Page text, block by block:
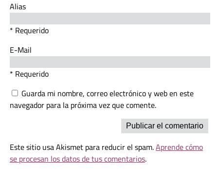
Alias
* Requerido
E-Mail
* Requerido
Guarda mi nombre, correo electrónico y web en este
navegador para la próxima vez que comente.
Este sitio usa Akismet para reducir el spam.Aprende cómo
se procesan los datos de tus comentarios.